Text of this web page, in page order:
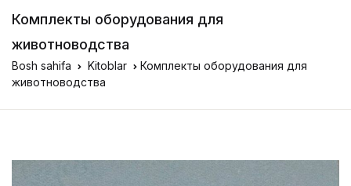
Комплекты оборудования для
животноводства
Bosh sahifa Kitoblar
Комплекты оборудования для
животноводства